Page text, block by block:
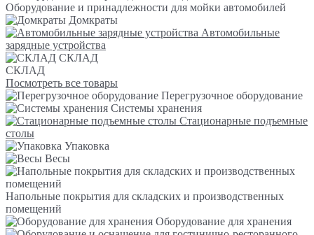
Оборудование и принадлежности для мойки автомобилей
Домкраты
Автомобильные
зарядные устройства
СКЛАД
СКЛАД
Посмотреть все товары
Перегрузочное оборудование
Системы хранения
Стационарные подъемные
столы
Упаковка
Весы
Напольные покрытия для складских и производственных
помещений
Оборудование для хранения